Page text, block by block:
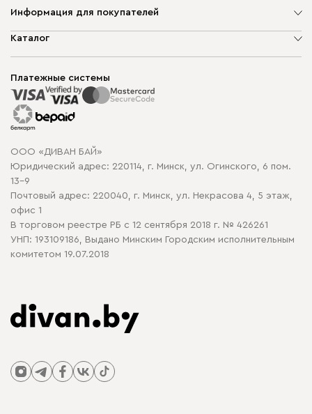
Информация для покупателей
О компании
Способы оплаты
Рассрочка и кредит
Гарантия
Карта сайта
Политика конфиденциальности
Политика в отношении обработки cookie
Каталог
Корпусная мебель
Распродажа мебели
Платежные системы
ООО «ДИВАН БАЙ»
Юридический адрес: 220114, г. Минск, ул. Огинского, 6 пом.
13-9
Почтовый адрес: 220040, г. Минск, ул. Некрасова 4, 5 этаж,
офис 1
В торговом реестре РБ с 12 сентября 2018 г. № 426261
УНП: 193109186, Выдано Минским Городским исполнительным
комитетом 19.07.2018